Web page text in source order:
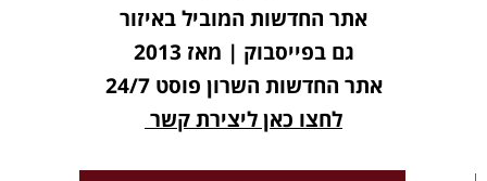
אתר החדשות המוביל באיזור
גם בפייסבוק | מאז 2013
אתר החדשות השרון פוסט 24/7
לחצו כאן ליצירת קשר